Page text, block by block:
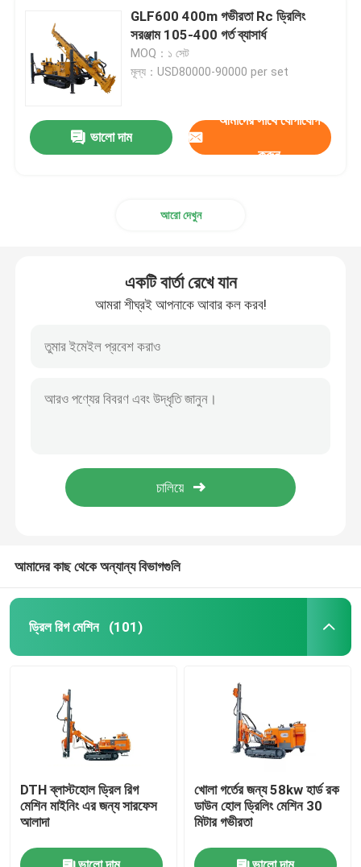
পণ্য
আমাদের সম্পর্কে
GLF600 400m গভীরতা Rc ড্রিলিং
সরঞ্জাম 105-400 গর্ত ব্যাসার্ধ
MOQ：১ সেট
মূল্য：USD80000-90000 per set
ভালো দাম
আমাদের সাথে যোগাযোগ
করুন
আরো দেখুন
একটি বার্তা রেখে যান
আমরা শীঘ্রই আপনাকে আবার কল করব!
আমাদের কাছ থেকে অন্যান্য বিভাগগুলি
ড্রিল রিগ মেশিন (101)
DTH ব্লাস্টহোল ড্রিল রিগ
মেশিন মাইনিং এর জন্য সারফেস
আলাদা
খোলা গর্তের জন্য 58kw হার্ড রক
ডাউন হোল ড্রিলিং মেশিন 30
মিটার গভীরতা